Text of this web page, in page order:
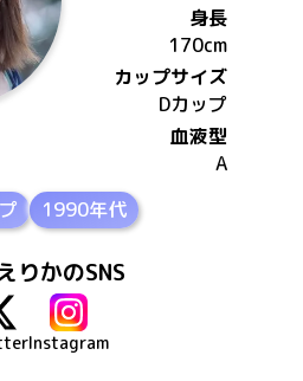
身長
170cm
カップサイズ
Dカップ
血液型
A
1990年代
りかのSNS
Instagram